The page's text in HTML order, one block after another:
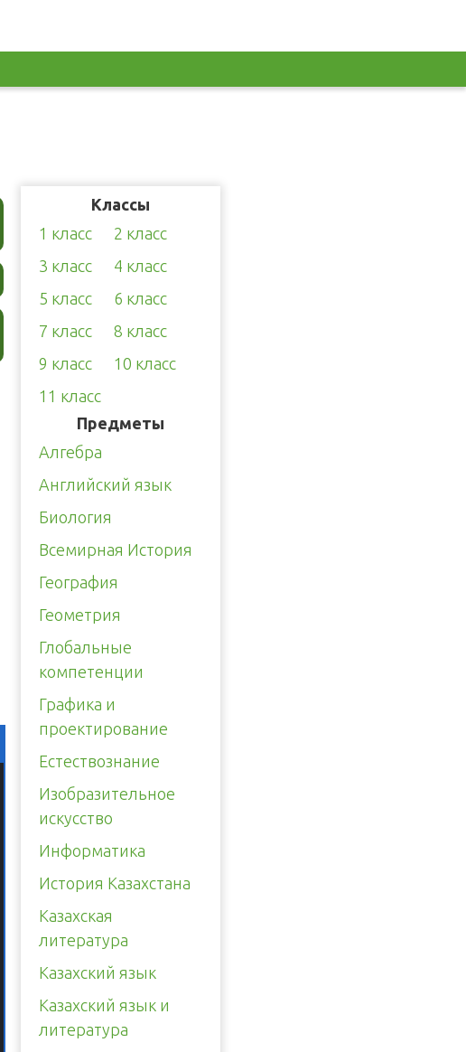
Классы
1 класс
2 класс
3 класс
4 класс
5 класс
6 класс
7 класс
8 класс
9 класс
10 класс
11 класс
Предметы
Алгебра
Английский язык
Биология
Всемирная История
География
Геометрия
Глобальные
компетенции
Графика и
проектирование
Естествознание
Изобразительное
искусство
Информатика
История Казахстана
Казахская
литература
Казахский язык
Казахский язык и
литература